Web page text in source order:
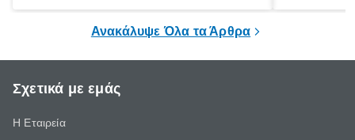
Ανακάλυψε Όλα τα Άρθρα
Σχετικά με εμάς
Η Εταιρεία